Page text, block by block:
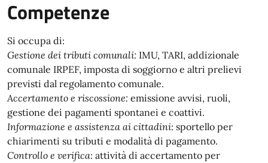
Competenze
Si occupa di:
Gestione dei tributi comunali: IMU, TARI, addizionale
comunale IRPEF, imposta di soggiorno e altri prelievi
previsti dal regolamento comunale.
Accertamento e riscossione: emissione avvisi, ruoli,
gestione dei pagamenti spontanei e coattivi.
Informazione e assistenza ai cittadini: sportello per
chiarimenti su tributi e modalità di pagamento.
Controllo e verifica: attività di accertamento per